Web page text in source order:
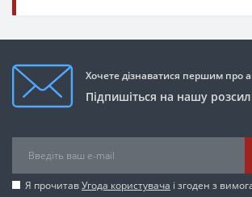
Хочете дізнаватися першим про
Підпишіться на нашу
Я прочитавУгода користувача і згоден з